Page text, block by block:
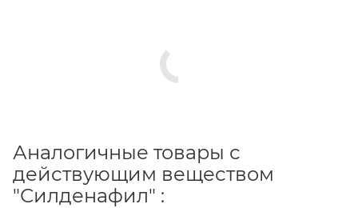
Аналогичные товары с
действующим веществом
"Силденафил" :